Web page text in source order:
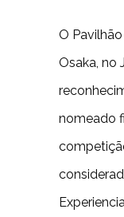
O
Osaka, no
nomeado